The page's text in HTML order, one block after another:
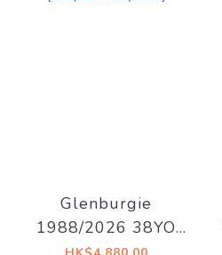
Glenburgie
1988/2026 38YO